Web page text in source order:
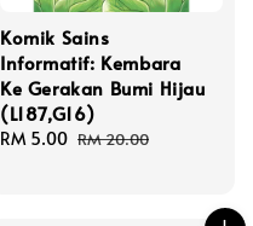
Komik Sains
Informatif: Kembara
Ke Gerakan Bumi Hijau
(L187,G16)
Sale
RM 5.00 Regular
RM 20.00